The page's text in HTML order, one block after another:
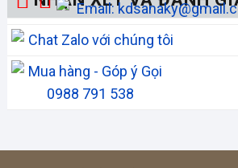
Email:
Chat Zalo với chúng tôi
Mua hàng - Góp ý Gọi
0988 791 538